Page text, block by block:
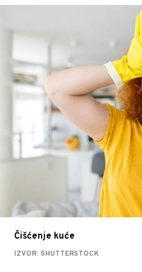
Čišćenje kuće
IZVOR: SHUTTERSTOCK